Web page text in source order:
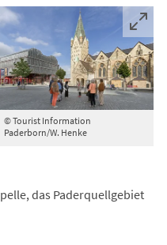
© Tourist Information
Paderborn/W. Henke
das Paderquellgebiet